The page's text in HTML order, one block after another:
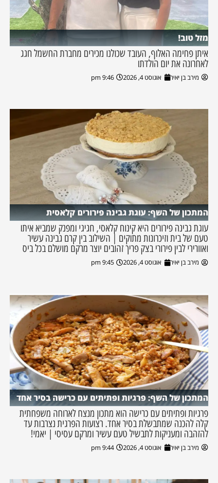
מזל טוב!
איתן פחימה האלוף, העובד שכולנו מכירים מחברת החשמל חגג
לאחרונה את יום הולדתו
מירב בן יאיר אוגוסט 4, 2026 9:46 pm
המתכון של השף: עוגת גבינה פירורים קלאסית
עוגת גבינה פירורים היא קינוח קלאסי, חגיגי ומפנק שמביא איתו
טעם של בית וזיכרונות מתוקים | השילוב בין קרם גבינה עשיר
ואוורירי לבין פירורי בצק פריך זהובים יוצר מרקם מושלם בכל ביס
מירב בן יאיר אוגוסט 4, 2026 9:45 pm
המתכון של השף: פרגיות ופתיתים עם כרישה בסיר אחד
פרגיות ופתיתים עם כרישה הוא מתכון מנצח לארוחה משפחתית
קלה להכנה שמתבשלת בסיר אחד. רצועות הפרגית נצרבות עד
להזהבה ומעניקות לתבשיל טעם עשיר ומרקם עסיסי | יאמי!
מירב בן יאיר אוגוסט 4, 2026 9:44 pm